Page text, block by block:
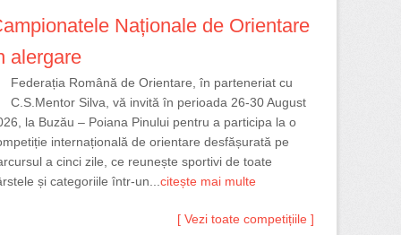
Naționale de Orientare
alergare
Federația Română de Orientare, în parteneriat cu
C.S.Mentor Silva, vă invită în perioada 26-30 August
la Buzău – Poiana Pinului pentru a participa la o
internațională de orientare desfășurată pe
a cinci zile, ce reunește sportivi de toate
și categoriile într-un... citește mai multe
[ Vezi toate competițiile ]